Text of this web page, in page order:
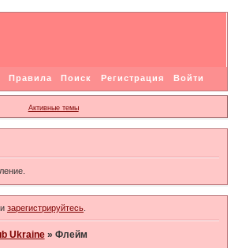
Правила Поиск Регистрация Войти
Активные темы
зарегистрируйтесь.
Ukraine » Флейм